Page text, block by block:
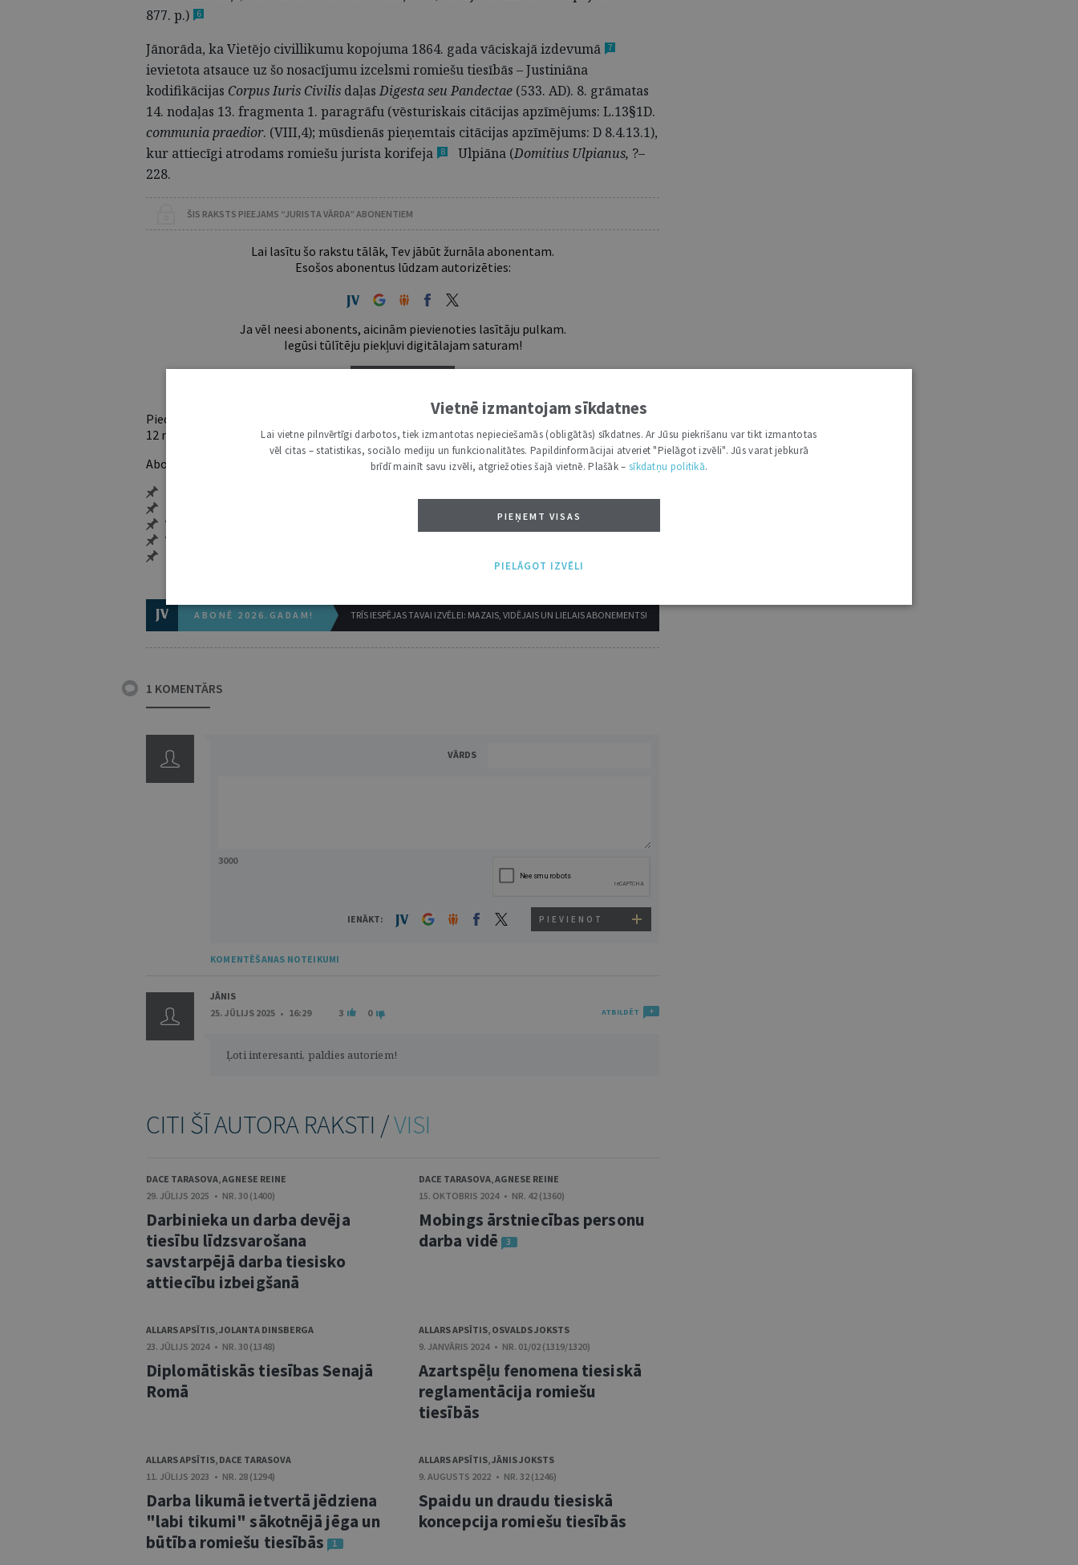
877. p.) 6
Jānorāda, ka Vietējo civillikumu kopojuma 1864. gada vāciskajāizdevumā 7
ievietota atsauce uz šo nosacījumu izcelsmi romiešu tiesībās – Justiniāna
kodifikācijas Corpus Iuris Civilis daļasDigesta seu Pandectae (533. AD). 8. grāmatas
14. nodaļas 13. fragmenta 1. paragrāfu (vēsturiskais citācijas apzīmējums: L.13§1D.
communia praedior. (VIII,4); mūsdienās pieņemtais citācijas apzīmējums: D 8.4.13.1),
kur attiecīgi atrodams romiešu juristakorifeja 8 Ulpiāna (Domitius Ulpianus, ?–
228.
ŠIS RAKSTS PIEEJAMS “JURISTA VĀRDA” ABONENTIEM
Lai lasītu šo rakstu tālāk, Tev jābūt žurnāla abonentam.
Esošos abonentus lūdzam autorizēties:
Ja vēl neesi abonents, aicinām pievienoties lasītāju pulkam.
Iegūsi tūlītēju piekļuvi digitālajam saturam!
Piedāvājam trīs abonementu veidus. Vienam lietotājam piemērotākais ir "Mazais" (3, 6 un
12 mēnešiem).
Abonentu ieguvumi:
Vairāk nekā 18 000 rakstu un 2000 autoru
Visi tematiskie numuri un ikgadējie grāmatžurnāli
ABONĒ 2026.GADAM! TRĪS IESPĒJAS TAVAI IZVĒLEI: MAZAIS, VIDĒJAIS UN LIELAIS ABONEMENTS!
1 KOMENTĀRS
VĀRDS
3000
IENĀKT: PIEVIENOT
KOMENTĒŠANAS NOTEIKUMI
JĀNIS
25. JŪLIJS 2025 • 16:29
3 0 ATBILDĒT
Ļoti interesanti, paldies autoriem!
CITI ŠĪ AUTORA RAKSTI /VISI
DACE TARASOVA,AGNESE REINE
29. JŪLIJS 2025 • NR. 30 (1400)
Darbinieka un darba devēja
tiesību līdzsvarošana
savstarpējā darba tiesisko
attiecību izbeigšanā
DACE TARASOVA,AGNESE REINE
15. OKTOBRIS 2024 • NR. 42 (1360)
Mobings ārstniecības personu
darba vidē
3
ALLARS APSĪTIS,JOLANTA DINSBERGA
23. JŪLIJS 2024 • NR. 30 (1348)
Diplomātiskās tiesības Senajā
Romā
ALLARS APSĪTIS, OSVALDS JOKSTS
9. JANVĀRIS 2024 • NR. 01/02 (1319/1320)
Azartspēļu fenomena tiesiskā
reglamentācija romiešu
tiesībās
ALLARS APSĪTIS, DACE TARASOVA
11. JŪLIJS 2023 • NR. 28 (1294)
Darba likumā ietvertā jēdziena
"labi tikumi" sākotnējā jēga un
būtība romiešu tiesībās
1
ALLARS APSĪTIS,JĀNIS JOKSTS
9. AUGUSTS 2022 • NR. 32 (1246)
Spaidu un draudu tiesiskā
koncepcija romiešu tiesībās
Vietnē izmantojam sīkdatnes
Lai vietne pilnvērtīgi darbotos, tiek izmantotas nepieciešamās (obligātās) sīkdatnes. Ar Jūsu piekrišanu var tikt izmantotas
vēl citas – statistikas, sociālo mediju un funkcionalitātes. Papildinformācijai atveriet "Pielāgot izvēli". Jūs varat jebkurā
brīdī mainīt savu izvēli, atgriežoties šajā vietnē. Plašāk – sīkdatņu politikā.
PIEŅEMT VISAS
PIELĀGOT IZVĒLI